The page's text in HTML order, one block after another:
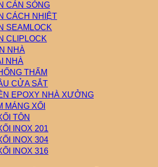
CÁN SÓNG
CÁCH NHIỆT
SEAMLOCK
CLIPLOCK
NHÀ
NHÀ
THẤM
CỬA SẮT
EPOXY NHÀ XƯỞNG
MÁNG XỐI
TÔN
INOX 201
INOX 304
INOX 316